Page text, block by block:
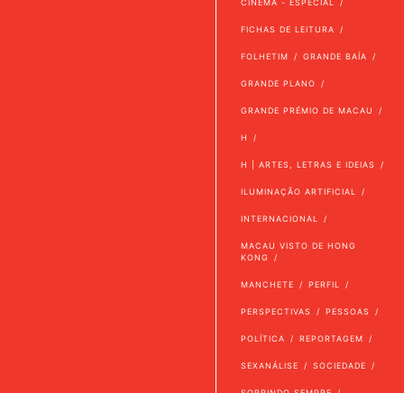
FICHAS DE LEITURA
FOLHETIM GRANDE BAÍA
GRANDE PLANO
GRANDE PRÉMIO DE MACAU
H
H | ARTES, LETRAS E IDEIAS
ILUMINAÇÃO ARTIFICIAL
INTERNACIONAL
MACAU VISTO DE HONG
KONG
MANCHETE PERFIL
PERSPECTIVAS PESSOAS
POLÍTICA REPORTAGEM
SEXANÁLISE SOCIEDADE